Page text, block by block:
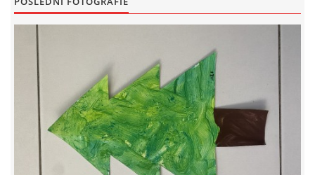
TÝDENNÍ PLÁNY
SMYSLOVÁ AKTIVITA
MONTESSORI AKTIVITA
JÓGOVÉ CVIČENÍ, TYPY, RADY, RECENZE